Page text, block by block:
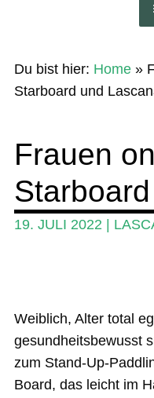
SUP-Events
Ratgeber
Das Magazin
Mein Konto
Du bist hier: Home»
Starboard und
Frauen
19. JULI 2022 |
Weiblich, Alter total
gesundheitsbewusst
zum Stand-Up-
Board, das leicht im